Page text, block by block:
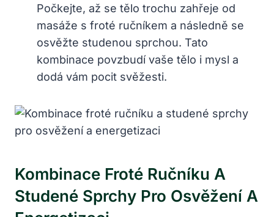
Počkejte, až se tělo trochu zahřeje od
masáže s froté ručníkem a následně se
osvěžte studenou sprchou. Tato
kombinace povzbudí vaše tělo i mysl a
dodá vám pocit svěžesti.
Kombinace Froté Ručníku A
Studené Sprchy Pro Osvěžení A